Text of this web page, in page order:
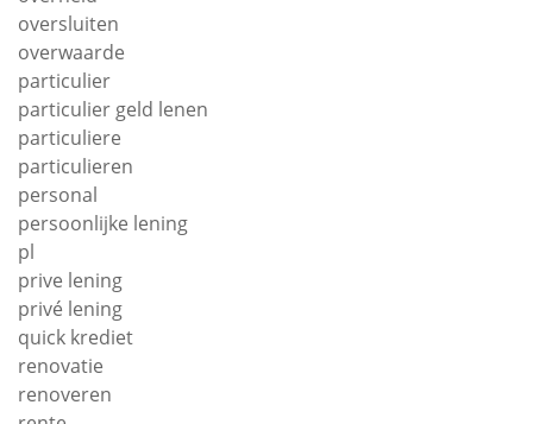
oversluiten
overwaarde
particulier
particulier geld lenen
particuliere
particulieren
personal
persoonlijke lening
pl
prive lening
privé lening
quick krediet
renovatie
renoveren